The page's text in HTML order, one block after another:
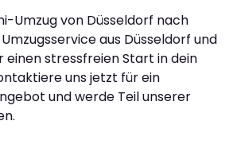
Umzug von Düsseldorf nach
aus Düsseldorf und
einen stressfreien Start in dein
uns jetzt für ein
und werde Teil unserer